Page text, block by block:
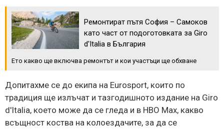
Ремонтират пътя София – Самоков
като част от подоготовката за Giro
d'Italia в България
Ето какво ще включва ремонтът и кои участъци ще обхване
Допитахме се до екипа на Eurosport, които по
традиция ще излъчат и тазгодишното издание на Giro
d'Italia, което може да се гледа и в HBO Max, какво
всъщност коства на колоездачите, за да се